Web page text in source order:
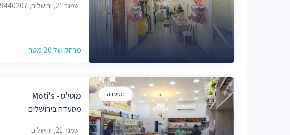
שמגר 21, ירושלים, 9440207
מרחק של 20 מטר
מסעדה
מוטי'ס - Moti's
מסעדה בירושלים
שמגר 21, ירושלים